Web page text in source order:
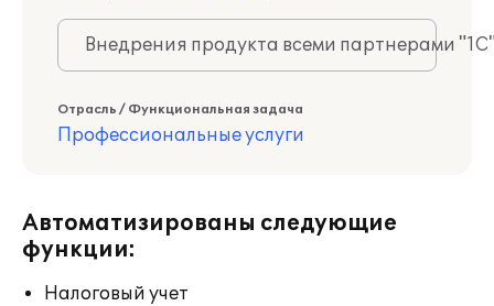
Внедрения продукта всеми партнерами
Отрасль / Функциональная задача
Профессиональные услуги
Автоматизированы следующие
функции:
Налоговый учет